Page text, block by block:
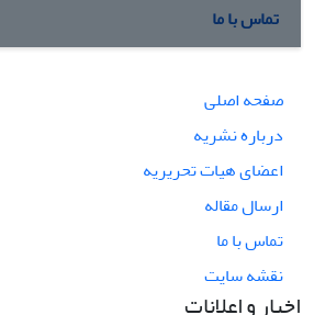
تماس با ما
صفحه اصلی
درباره نشریه
اعضای هیات تحریریه
ارسال مقاله
تماس با ما
نقشه سایت
اخبار و اعلانات